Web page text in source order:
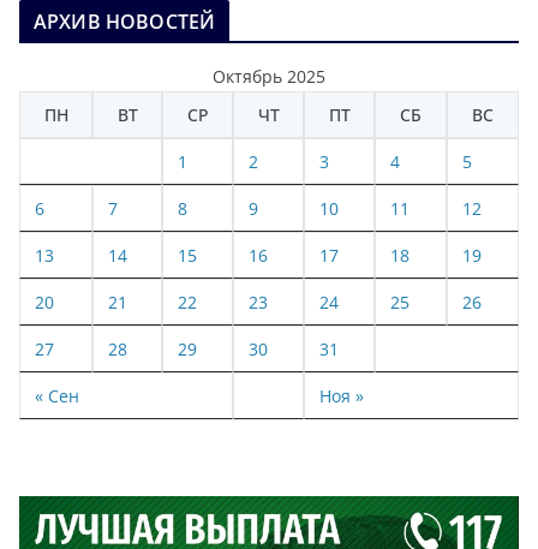
АРХИВ НОВОСТЕЙ
Октябрь 2025
ПН
ВТ СР ЧТ ПТ СБ ВС
« Сен Ноя »
1 2 3 4 5
6 7 8 9 10 11 12
13 14 15 16 17 18 19
20 21 22 23 24 25 26
27 28 29 30 31